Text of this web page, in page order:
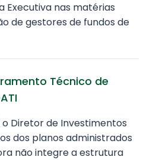
Executiva nas matérias
de gestores de fundos de
Técnico de
Diretor de Investimentos
dos planos administrados
não integre a estrutura